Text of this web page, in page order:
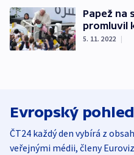
Papež na
promluvil
5. 11. 2022 |
Evropský pohled
ČT24 každý den vybírá z
veřejnými médii, členy